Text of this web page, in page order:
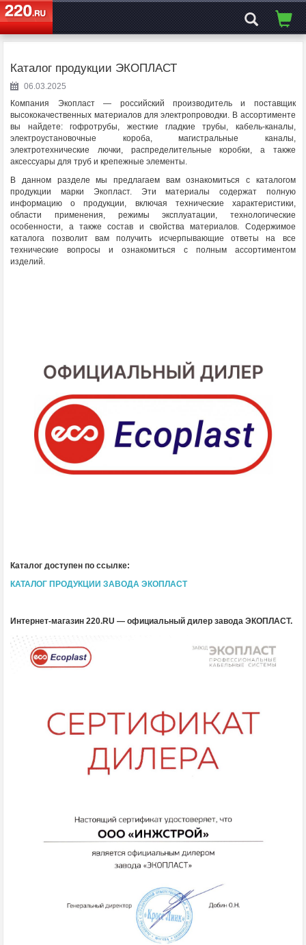
ЭЛЕКТРОСАЙТ№1
Каталог продукции ЭКОПЛАСТ
06.03.2025
Компания Экопласт — российский производитель и поставщик
высококачественных материалов для электропроводки. В ассортименте
вы найдете: гофротрубы, жесткие гладкие трубы, кабель-каналы,
электроустановочные короба, магистральные каналы,
электротехнические лючки, распределительные коробки, а также
аксессуары для труб и крепежные элементы.
В данном разделе мы предлагаем вам ознакомиться с каталогом
продукции марки Экопласт. Эти материалы содержат полную
информацию о продукции, включая технические характеристики,
области применения, режимы эксплуатации, технологические
особенности, а также состав и свойства материалов. Содержимое
каталога позволит вам получить исчерпывающие ответы на все
технические вопросы и ознакомиться с полным ассортиментом
изделий.
Каталог доступен по ссылке:
КАТАЛОГ ПРОДУКЦИИ ЗАВОДА ЭКОПЛАСТ
Интернет-магазин 220.RU — официальный дилер завода ЭКОПЛАСТ.